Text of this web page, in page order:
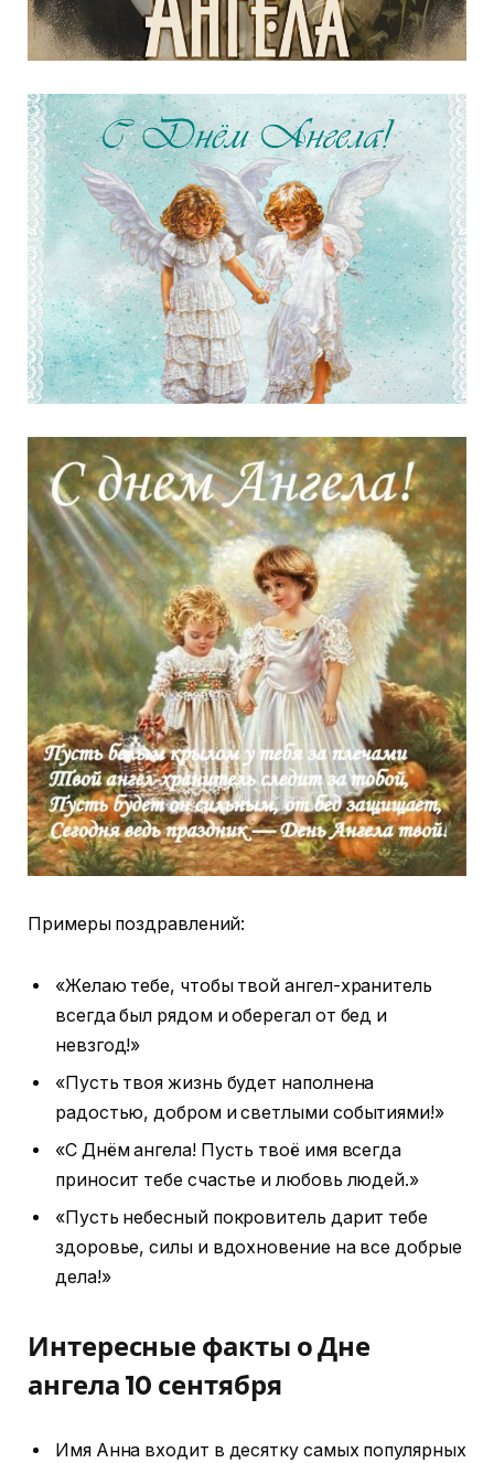
Примеры поздравлений:
«Желаю тебе, чтобы твой ангел-хранитель
всегда был рядом и оберегал от бед и
невзгод!»
«Пусть твоя жизнь будет наполнена
радостью, добром и светлыми событиями!»
«С Днём ангела! Пусть твоё имя всегда
приносит тебе счастье и любовь людей.»
«Пусть небесный покровитель дарит тебе
здоровье, силы и вдохновение на все добрые
дела!»
Интересные факты о Дне
ангела 10 сентября
Имя Анна входит в десятку самых популярных